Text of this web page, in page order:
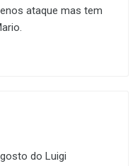
ataque mas tem
do Luigi